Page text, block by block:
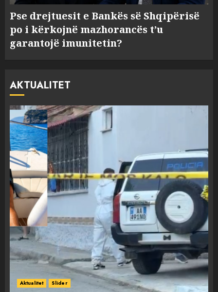
Pse drejtuesit e Bankës së Shqipërisë
po i kërkojnë mazhorancës t’u
garantojë imunitetin?
AKTUALITET
Aktualitet Slider